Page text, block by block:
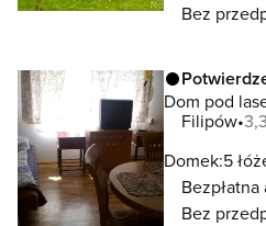
Bez
Dom pod
Filipów
Domek:5
Bez